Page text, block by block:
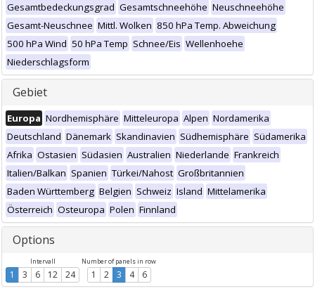
Gesamtbedeckungsgrad Gesamtschneehöhe Neuschneehöhe
Gesamt-Neuschnee Mittl. Wolken 850 hPa Temp. Abweichung
500 hPa Wind 50 hPa Temp Schnee/Eis Wellenhoehe
Niederschlagsform
Gebiet
Europa Nordhemisphäre Mitteleuropa Alpen Nordamerika
Deutschland Dänemark Skandinavien Südhemisphäre Südamerika
Afrika Ostasien Südasien Australien Niederlande Frankreich
Italien/Balkan Spanien Türkei/Nahost Großbritannien
Baden Württemberg Belgien Schweiz Island Mittelamerika
Österreich Osteuropa Polen Finnland
Options
Intervall
1 3 6 12 24
Number of panels in row
1 2 3 4 6